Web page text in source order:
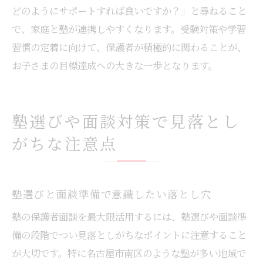
どのようにサポートすれば良いですか？」と尋ねること
で、家庭と塾が連携しやすくなります。受験対策や学習
習慣の定着に向けて、保護者が積極的に関わることが、
お子さまの目標達成への大きな一歩となります。
塾選びや面談対策で見落とし
がちな注意点
塾選びと面談準備で意識したい落とし穴
塾の保護者面談を最大限活用するには、塾選びや面談準
備の段階でつい見落としがちなポイントに注意すること
が大切です。特に名古屋市南区のような塾が多い地域で